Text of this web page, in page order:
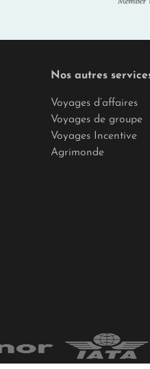
Nos autres
Voyages d’affaires
Voyages de groupe
Voyages Incentive
Agrimonde